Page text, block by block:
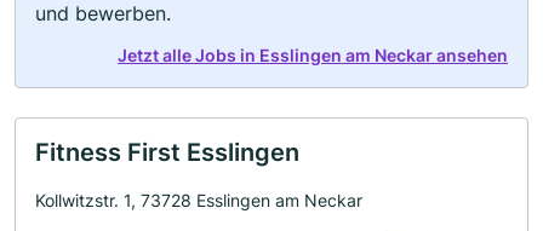
und bewerben.
Jetzt alle Jobs in Esslingen am Neckar ansehen
Fitness First Esslingen
Kollwitzstr. 1, 73728 Esslingen am Neckar